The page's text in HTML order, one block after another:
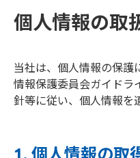
個人情報の取
当社は、個人情報の保護
情報保護委員会ガイドラ
針等に従い、個人情報を